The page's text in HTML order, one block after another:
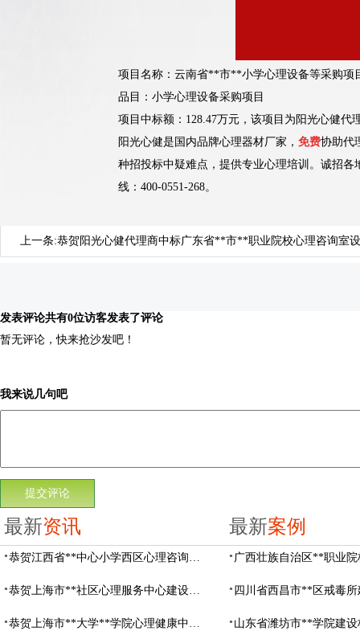
项目名称： 云南省**市**小学心理设备等采购项
品目：小学心理设备采购项目
项目中标额：128.47万元，该项目为阳光心健代
阳光心健是国内品牌心理器材厂家， 免费协助代
种招投标中疑难点，提供专业心理培训。诚招
线：400-0551-268。
上一条:恭贺阳光心健代理商中标广东省**市**职业院校心理咨询室
发表评论共有0位访客发表了评论
暂无评论，快来抢沙发吧！
我来说几句吧
最新资讯
恭贺江西省**中心小学西区心理咨询教室设备采购项目由阳光心健代理商中标
恭贺上海市**社区心理服务中心建设项目由阳光心健代理商中标
恭贺上海市**大学**学院心理健康中心建设项目由阳光心健代理商中标
最新案例